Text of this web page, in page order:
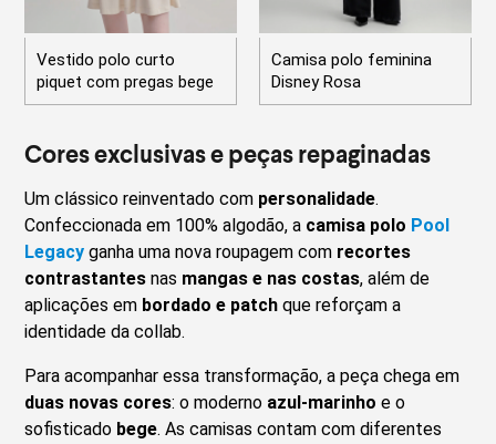
Vestido polo curto
piquet com pregas bege
Camisa polo feminina
Disney Rosa
Cores exclusivas e peças repaginadas
Um clássico reinventado com personalidade.
Confeccionada em 100% algodão, a camisa polo Pool
Legacy ganha uma nova roupagem com recortes
contrastantes nas mangas e nas costas, além de
aplicações em bordado e patch que reforçam a
identidade da collab.
Para acompanhar essa transformação, a peça chega em
duas novas cores: o moderno azul-marinho e o
sofisticado bege. As camisas contam com diferentes